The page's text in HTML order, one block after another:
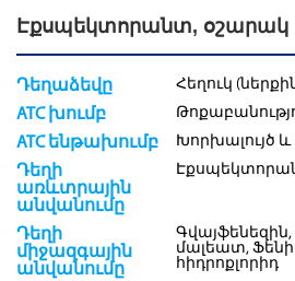
Էքսպեկտորանտ, օշարակ
Դեղաձեվը Հեղուկ
ATC խումբ
ATC ենթախումբ Խորխալույծ
Դեղի
առևտրային
անվանումը
Դեղի
միջազգային
անվանումը
մալեատ,
հիդրոքլորիդ